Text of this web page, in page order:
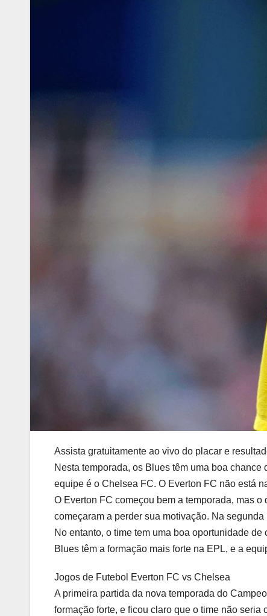
Assista gratuitamente ao vivo do placar e
Nesta temporada, os Blues têm uma boa
equipe é o Chelsea FC. O Everton FC não está
O Everton FC começou bem a temporada, mas
começaram a perder sua motivação. Na
No entanto, o time tem uma boa oportunidade
Blues têm a formação mais forte na EPL, e a
Jogos de Futebol Everton FC vs Chelsea
A primeira partida da nova temporada do
formação forte, e ficou claro que o time não seria